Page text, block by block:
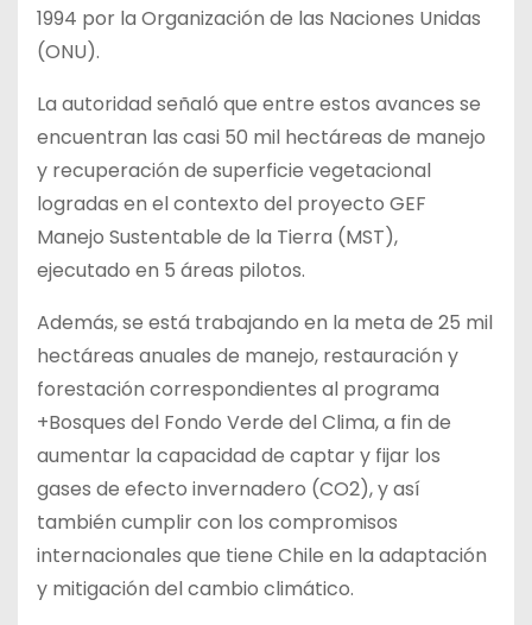
1994 por la Organización de las Naciones Unidas
(ONU).
La autoridad señaló que entre estos avances se
encuentran las casi 50 mil hectáreas de manejo
y recuperación de superficie vegetacional
logradas en el contexto del proyecto GEF
Manejo Sustentable de la Tierra (MST),
ejecutado en 5 áreas pilotos.
Además, se está trabajando en la meta de 25 mil
hectáreas anuales de manejo, restauración y
forestación correspondientes al programa
+Bosques del Fondo Verde del Clima, a fin de
aumentar la capacidad de captar y fijar los
gases de efecto invernadero (CO2), y así
también cumplir con los compromisos
internacionales que tiene Chile en la adaptación
y mitigación del cambio climático.